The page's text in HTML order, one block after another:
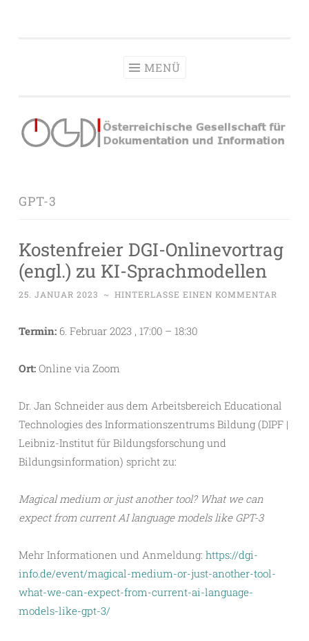
MENÜ
GPT-3
Kostenfreier DGI-Onlinevortrag
(engl.) zu KI-Sprachmodellen
25. JANUAR 2023 ~ HINTERLASSE EINEN KOMMENTAR
Termin: 6. Februar 2023 , 17:00 – 18:30
Ort: Online via Zoom
Dr. Jan Schneider aus dem Arbeitsbereich Educational
Technologies des Informationszentrums Bildung (DIPF |
Leibniz-Institut für Bildungsforschung und
Bildungsinformation) spricht zu:
Magical medium or just another tool? What we can
expect from current AI language models like GPT-3
Mehr Informationen und Anmeldung: https://dgi-
info.de/event/magical-medium-or-just-another-tool-
what-we-can-expect-from-current-ai-language-
models-like-gpt-3/